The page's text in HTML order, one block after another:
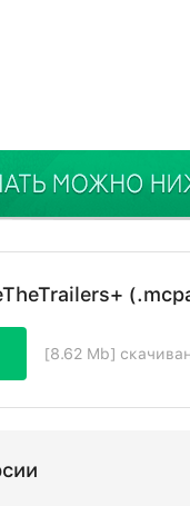
[8.62 Mb]